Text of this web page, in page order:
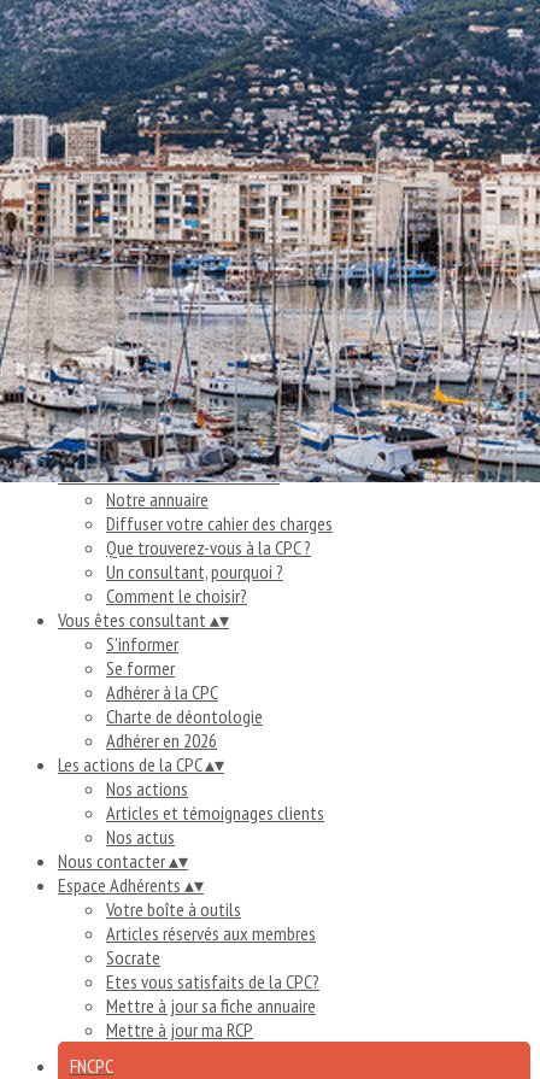
Exporter les lignes sélectionnées
Exporter toutes les colonnes
Exporter uniquement les colonnes affichées
Menu
<
>
Nos actions
Articles et témoignages clients
Nos actus
Ajoutez un logo, un bouton, des réseaux sociaux
Cliquez pour éditer
Accueil▴▾
Vous cherchez un consultant▴▾
Notre annuaire
Diffuser votre cahier des charges
Que trouverez-vous à la CPC ?
Un consultant, pourquoi ?
Comment le choisir?
Vous êtes consultant ▴▾
S'informer
Se former
Adhérer à la CPC
Charte de déontologie
Adhérer en 2026
Les actions de la CPC▴▾
Nos actions
Articles et témoignages clients
Nos actus
Nous contacter▴▾
Espace Adhérents ▴▾
Votre boîte à outils
Articles réservés aux membres
Socrate
Etes vous satisfaits de la CPC?
Mettre à jour sa fiche annuaire
Mettre à jour ma RCP
FNCPC